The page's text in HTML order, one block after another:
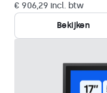
€ 906,29 incl. btw
Bekijken